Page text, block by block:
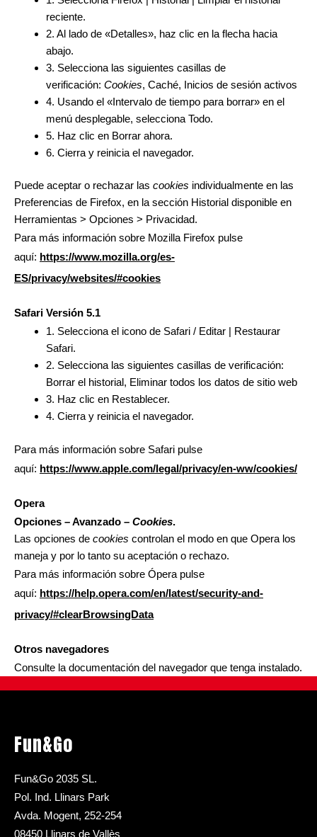
reciente.
2. Al lado de «Detalles», haz clic en la flecha hacia
abajo.
3. Selecciona las siguientes casillas de
verificación: Cookies, Caché, Inicios de sesión activos
4. Usando el «Intervalo de tiempo para borrar» en el
menú desplegable, selecciona Todo.
5. Haz clic en Borrar ahora.
6. Cierra y reinicia el navegador.
Puede aceptar o rechazar las cookies individualmente en las
Preferencias de Firefox, en la sección Historial disponible en
Herramientas > Opciones > Privacidad.
Para más información sobre Mozilla Firefox pulse
aquí: https://www.mozilla.org/es-
ES/privacy/websites/#cookies
Safari Versión 5.1
1. Selecciona el icono de Safari / Editar | Restaurar
Safari.
2. Selecciona las siguientes casillas de verificación:
Borrar el historial, Eliminar todos los datos de sitio web
3. Haz clic en Restablecer.
4. Cierra y reinicia el navegador.
Para más información sobre Safari pulse
aquí: https://www.apple.com/legal/privacy/en-ww/cookies/
Opera
Opciones – Avanzado – Cookies.
Las opciones de cookies controlan el modo en que Opera los
maneja y por lo tanto su aceptación o rechazo.
Para más información sobre Ópera pulse
aquí: https://help.opera.com/en/latest/security-and-
privacy/#clearBrowsingData
Otros navegadores
Consulte la documentación del navegador que tenga instalado.
Fun&Go
Fun&Go 2035 SL.
Pol. Ind. Llinars Park
Avda. Mogent, 252-254
08450 Llinars de Vallès